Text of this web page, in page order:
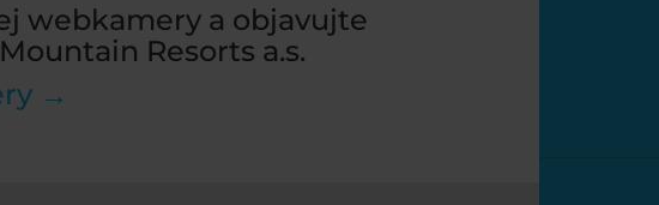
webkamery a objavujte
Resorts a.s.
→